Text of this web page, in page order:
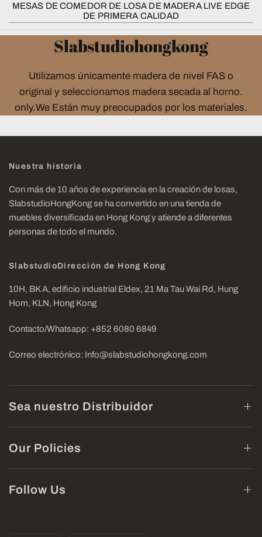
MESAS DE COMEDOR DE LOSA DE MADERA LIVE EDGE
DE PRIMERA CALIDAD
Slabstudiohongkong
Utilizamos únicamente madera de nivel FAS o
original y seleccionamos madera secada al horno.
only.We Están muy preocupados por los materiales.
Nuestra historia
Con más de 10 años de experiencia en la creación de losas,
SlabstudioHongKong se ha convertido en una tienda de
muebles diversificada en Hong Kong y atiende a diferentes
personas de todo el mundo.
SlabstudioDirección de Hong Kong
10H, BK A, edificio industrial Eldex, 21 Ma Tau Wai Rd, Hung
Hom, KLN, Hong Kong
Contacto/Whatsapp: +852 6080 6849
Correo electrónico: Info@slabstudiohongkong.com
Sea nuestro Distribuidor
Our Policies
Follow Us